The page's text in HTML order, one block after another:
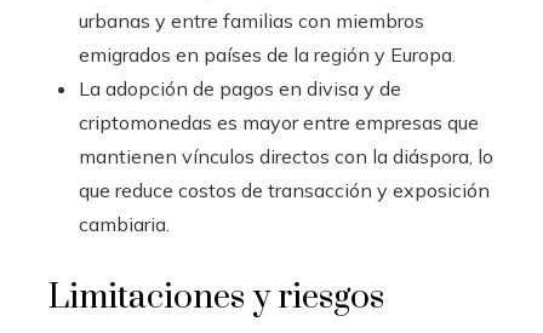
urbanas y entre familias con miembros
emigrados en países de la región y Europa.
La adopción de pagos en divisa y de
criptomonedas es mayor entre empresas que
mantienen vínculos directos con la diáspora, lo
que reduce costos de transacción y exposición
cambiaria.
Limitaciones y riesgos